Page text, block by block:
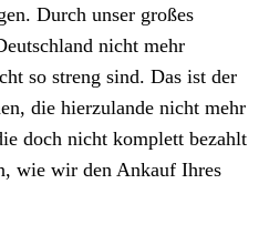
Durch unser großes
nicht mehr
so streng sind. Das ist der
die hierzulande nicht mehr
doch nicht komplett bezahlt
wie wir den Ankauf Ihres